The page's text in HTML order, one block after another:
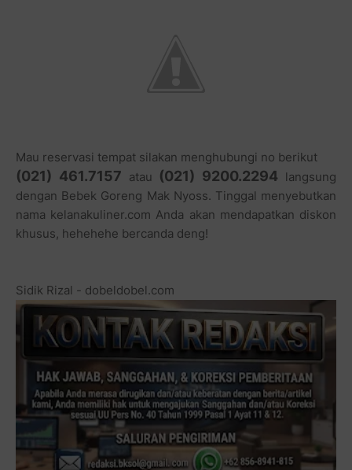
Mau reservasi tempat silakan menghubungi no berikut
(021) 461.7157 atau (021) 9200.2294 langsung
dengan Bebek Goreng Mak Nyoss. Tinggal menyebutkan
nama kelanakuliner.com Anda akan mendapatkan diskon
khusus, hehehehe bercanda deng!
Sidik Rizal - dobeldobel.com